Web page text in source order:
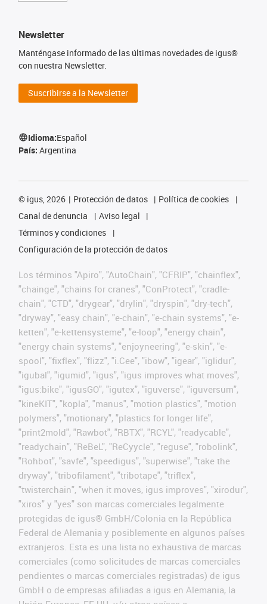
Newsletter
Manténgase informado de las últimas novedades de igus®
con nuestra Newsletter.
Suscribirse a la Newsletter
Idioma:Español
País: Argentina
© igus, 2026 Protección de datos
Política de cookies
Canal de denuncia
Aviso legal
Términos y condiciones
Configuración de la protección de datos
Los términos "Apiro", "AutoChain", "CFRIP", "chainflex",
"chainge", "chains for cranes", "ConProtect", "cradle-
chain", "CTD", "drygear", "drylin", "dryspin", "dry-tech",
"dryway", "easy chain", "e-chain", "e-chain systems", "e-
ketten", "e-kettensysteme", "e-loop", "energy chain",
"energy chain systems", "enjoyneering", "e-skin", "e-
spool", "fixflex", "flizz", "i.Cee", "ibow", "igear", "iglidur",
"igubal", "igumid", "igus", "igus improves what moves",
"igus:bike", "igusGO", "igutex", "iguverse", "iguversum",
"kineKIT", "kopla", "manus", "motion plastics", "motion
polymers", "motionary", "plastics for longer life",
"print2mold", "Rawbot", "RBTX", "RCYL", "readycable",
"readychain", "ReBeL", "ReCyycle", "reguse", "robolink",
"Rohbot", "savfe", "speedigus", "superwise", "take the
dryway", "tribofilament", "tribotape", "triflex",
"twisterchain", "when it moves, igus improves", "xirodur",
"xiros" y "yes" son marcas comerciales legalmente
protegidas de igus® GmbH/Colonia en la República
Federal de Alemania y posiblemente en algunos países
extranjeros. Esta es una lista no exhaustiva de marcas
comerciales (como solicitudes de marcas comerciales
pendientes o marcas comerciales registradas) de igus
GmbH o de empresas afiliadas a igus en Alemania, la